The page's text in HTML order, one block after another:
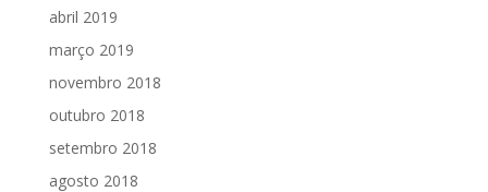
abril 2019
março 2019
novembro 2018
outubro 2018
setembro 2018
agosto 2018